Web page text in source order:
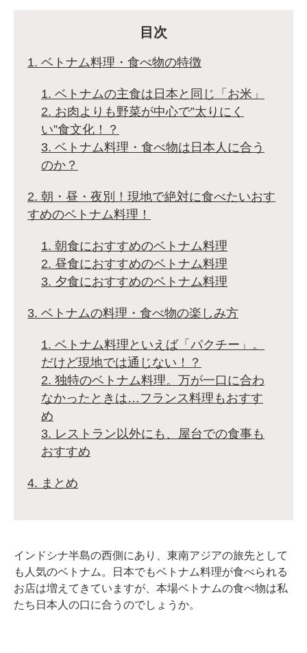
目次
1. ベトナム料理・食べ物の特徴
1. ベトナムの主食は日本と同じ「お米」
2. お肉よりも野菜が中心で”太りにく
い”食文化！？
3. ベトナム料理・食べ物は日本人に合う
のか？
2. 朝・昼・夜別！現地で絶対に食べたいおす
すめのベトナム料理！
1. 朝食におすすめのベトナム料理
2. 昼食におすすめのベトナム料理
3. 夕食におすすめのベトナム料理
3. ベトナムの料理・食べ物の楽しみ方
1. ベトナム料理といえば「パクチー」。
だけど現地では通じない！？
2. 独特のベトナム料理。万が一口に合わ
なかったときは…フランス料理もおすす
め
3. レストラン以外にも、屋台での食事も
おすすめ
4. まとめ
インドシナ半島の西側にあり、東南アジアの旅先として
も人気のベトナム。日本でもベトナム料理が食べられる
お店は増えてきていますが、本場ベトナムの食べ物は私
たち日本人の口に合うのでしょうか。